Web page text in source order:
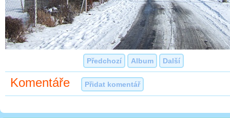
Předchozí Album Další
Komentáře Přidat komentář